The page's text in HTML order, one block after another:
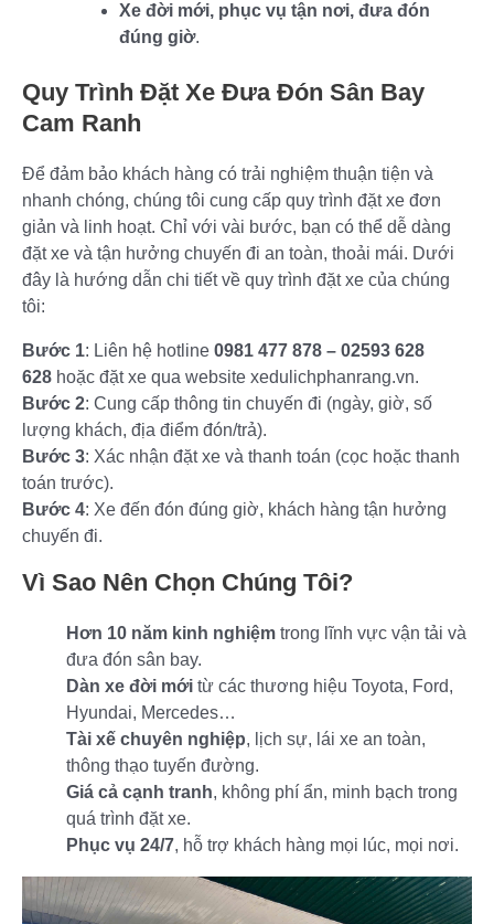
Xe đời mới, phục vụ tận nơi, đưa đón
đúng giờ.
Quy Trình Đặt Xe Đưa Đón Sân Bay
Cam Ranh
Để đảm bảo khách hàng có trải nghiệm thuận tiện và
nhanh chóng, chúng tôi cung cấp quy trình đặt xe đơn
giản và linh hoạt. Chỉ với vài bước, bạn có thể dễ dàng
đặt xe và tận hưởng chuyến đi an toàn, thoải mái. Dưới
đây là hướng dẫn chi tiết về quy trình đặt xe của chúng
tôi:
Bước 1: Liên hệ hotline 0981 477 878 – 02593 628
628 hoặc đặt xe qua website xedulichphanrang.vn.
Bước 2: Cung cấp thông tin chuyến đi (ngày, giờ, số
lượng khách, địa điểm đón/trả).
Bước 3: Xác nhận đặt xe và thanh toán (cọc hoặc thanh
toán trước).
Bước 4: Xe đến đón đúng giờ, khách hàng tận hưởng
chuyến đi.
Vì Sao Nên Chọn Chúng Tôi?
Hơn 10 năm kinh nghiệm trong lĩnh vực vận tải và
đưa đón sân bay.
Dàn xe đời mới từ các thương hiệu Toyota, Ford,
Hyundai, Mercedes…
Tài xế chuyên nghiệp, lịch sự, lái xe an toàn,
thông thạo tuyến đường.
Giá cả cạnh tranh, không phí ẩn, minh bạch trong
quá trình đặt xe.
Phục vụ 24/7, hỗ trợ khách hàng mọi lúc, mọi nơi.